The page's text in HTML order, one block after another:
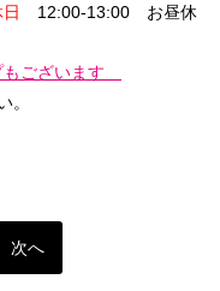
日 12:00-13:00 お昼休
もございます
。
次へ